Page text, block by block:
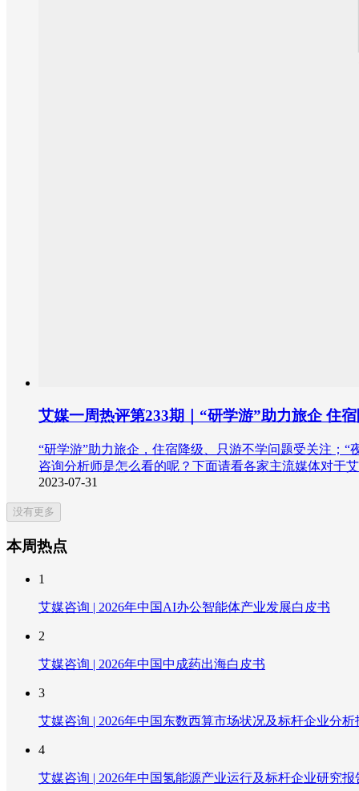
艾媒一周热评第233期｜“研学游”助力旅企 住
“研学游”助力旅企，住宿降级、只游不学问题受关注；
咨询分析师是怎么看的呢？下面请看各家主流媒体对于
2023-07-31
没有更多
本周热点
1
艾媒咨询 | 2026年中国AI办公智能体产业发展白皮书
2
艾媒咨询 | 2026年中国中成药出海白皮书
3
艾媒咨询 | 2026年中国东数西算市场状况及标杆企业分析
4
艾媒咨询 | 2026年中国氢能源产业运行及标杆企业研究报